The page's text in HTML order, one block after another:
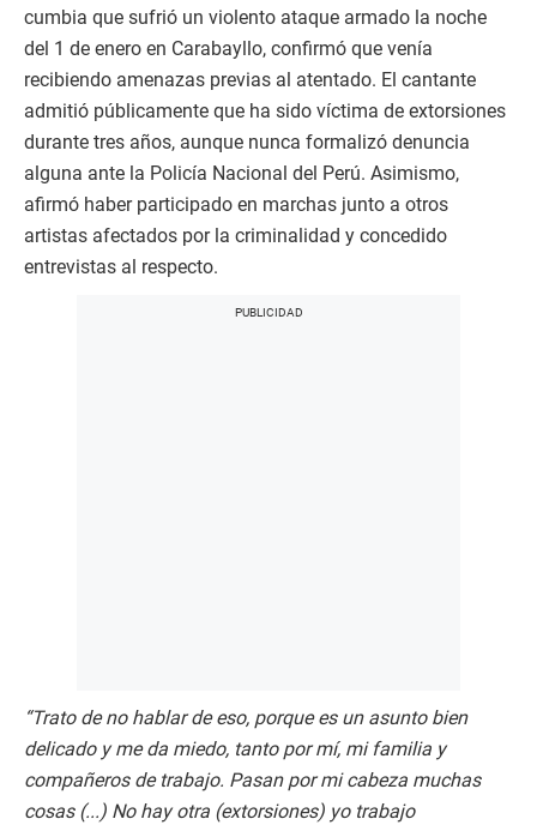
cumbia que sufrió un violento ataque armado la noche
del 1 de enero en Carabayllo, confirmó que venía
recibiendo amenazas previas al atentado. El cantante
admitió públicamente que ha sido víctima de extorsiones
durante tres años, aunque nunca formalizó denuncia
alguna ante la Policía Nacional del Perú. Asimismo,
afirmó haber participado en marchas junto a otros
artistas afectados por la criminalidad y concedido
entrevistas al respecto.​
“Trato de no hablar de eso, porque es un asunto bien
delicado y me da miedo, tanto por mí, mi familia y
compañeros de trabajo. Pasan por mi cabeza muchas
cosas (...) No hay otra (extorsiones) yo trabajo